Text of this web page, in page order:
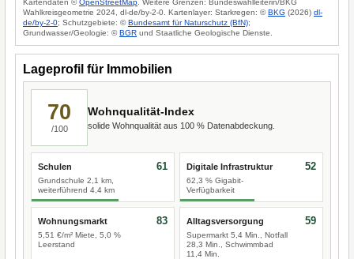
Kartendaten ©OpenStreetMap . Weitere Grenzen: Bundeswahlleiterin/BKG
Wahlkreisgeometrie 2024, dl-de/by-2-0. Kartenlayer: Starkregen: ©BKG (2026) dl-
de/by-2-0; Schutzgebiete: ©Bundesamt für Naturschutz (BfN);
Grundwasser/Geologie: ©BGR und Staatliche Geologische Dienste.
Lageprofil für Immobilien
70
/100
Wohnqualität-Index
solide Wohnqualität aus 100 % Datenabdeckung.
Schulen
Grundschule 2,1 km,
weiterführend 4,4 km
61 Digitale Infrastruktur
62,3 % Gigabit-
Verfügbarkeit
52
Wohnungsmarkt
5,51 €/m² Miete, 5,0 %
Leerstand
83 Alltagsversorgung
Supermarkt 5,4 Min., Notfall
28,3 Min., Schwimmbad
11,4 Min.
59